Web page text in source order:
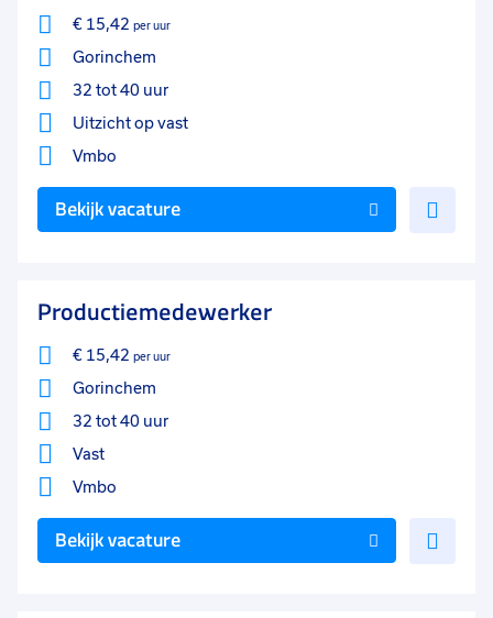
€ 15,42 per uur
Gorinchem
32 tot 40 uur
Uitzicht op vast
Vmbo
Bekijk vacature
Productiemedewerker
€ 15,42 per uur
Gorinchem
32 tot 40 uur
Vast
Vmbo
Bekijk vacature